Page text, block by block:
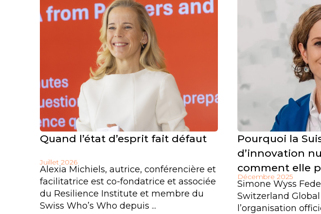
Quand l’état d’esprit fait défaut
Juillet 2026
Alexia Michiels, autrice, conférencière et
facilitatrice est co-fondatrice et associée
du Resilience Institute et membre du
Swiss Who’s Who depuis ...
Pourquoi la
d’innovation
comment elle
Décembre 2025
Simone Wyss
Switzerland Global
l’organisation